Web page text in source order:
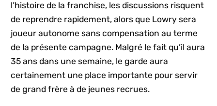
l’histoire de la franchise, les discussions risquent
de reprendre rapidement, alors que Lowry sera
joueur autonome sans compensation au terme
de la présente campagne. Malgré le fait qu’il aura
35 ans dans une semaine, le garde aura
certainement une place importante pour servir
de grand frère à de jeunes recrues.